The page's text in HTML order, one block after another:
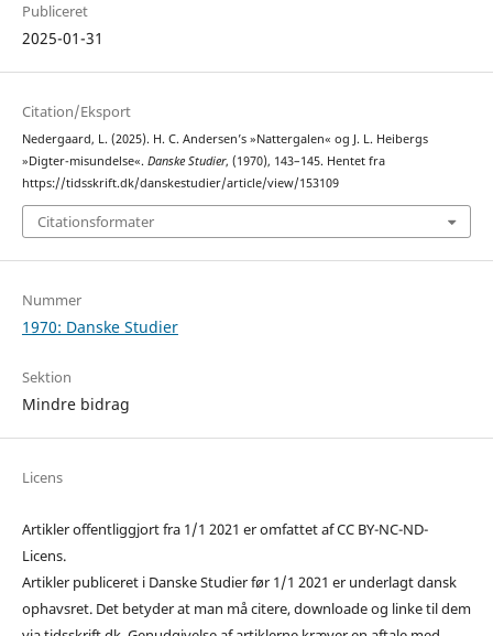
Publiceret
2025-01-31
Citation/Eksport
Nedergaard, L. (2025). H. C. Andersen’s »Nattergalen« og J. L. Heibergs
»Digter-misundelse«. Danske Studier, (1970), 143–145. Hentet fra
https://tidsskrift.dk/danskestudier/article/view/153109
Citationsformater
Nummer
1970: Danske Studier
Sektion
Mindre bidrag
Licens
Artikler offentliggjort fra 1/1 2021 er omfattet af CC BY-NC-ND-
Licens.
Artikler publiceret i Danske Studier før 1/1 2021 er underlagt dansk
ophavsret. Det betyder at man må citere, downloade og linke til dem